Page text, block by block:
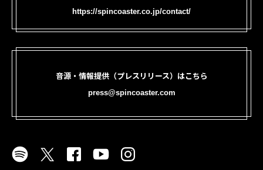
https://spincoaster.co.jp/contact/
音源・情報提供（プレスリリース）はこちら
press@spincoaster.com